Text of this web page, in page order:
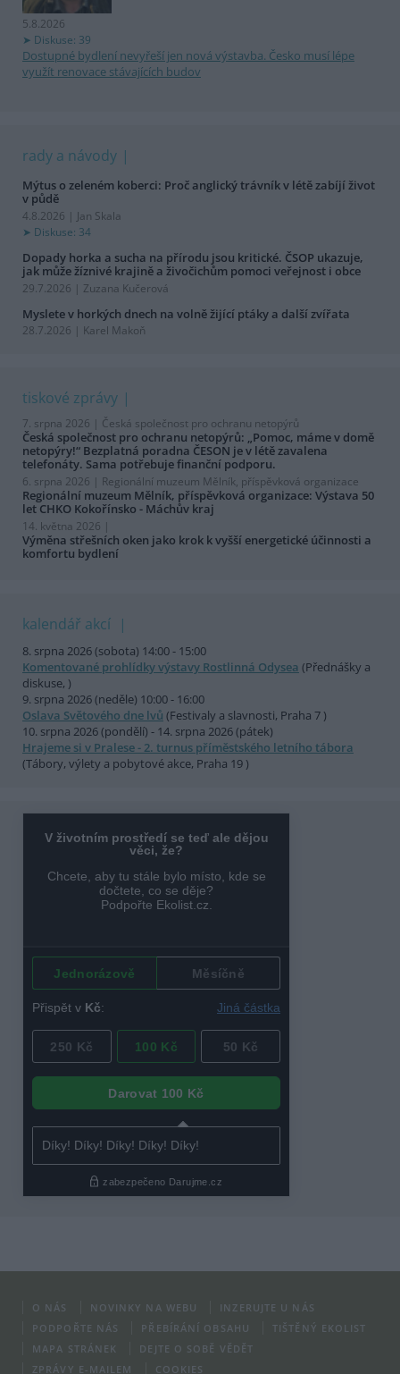
5.8.2026
Diskuse: 39
Dostupné bydlení nevyřeší jen nová výstavba. Česko musí lépe
využít renovace stávajících budov
rady a návody
Mýtus o zeleném koberci: Proč anglický trávník v létě zabíjí život
v půdě
4.8.2026 | Jan Skala
Diskuse: 34
Dopady horka a sucha na přírodu jsou kritické. ČSOP ukazuje,
jak může žíznivé krajině a živočichům pomoci veřejnost i obce
29.7.2026 | Zuzana Kučerová
Myslete v horkých dnech na volně žijící ptáky a další zvířata
28.7.2026 | Karel Makoň
tiskové zprávy
7. srpna 2026 | Česká společnost pro ochranu netopýrů
Česká společnost pro ochranu netopýrů: „Pomoc, máme v domě
netopýry!“ Bezplatná poradna ČESON je v létě zavalena
telefonáty. Sama potřebuje finanční podporu.
6. srpna 2026 | Regionální muzeum Mělník, příspěvková organizace
Regionální muzeum Mělník, příspěvková organizace: Výstava 50
let CHKO Kokořínsko - Máchův kraj
14. května 2026 |
Výměna střešních oken jako krok k vyšší energetické účinnosti a
komfortu bydlení
kalendář akcí
8. srpna 2026 (sobota) 14:00 - 15:00
Komentované prohlídky výstavy Rostlinná Odysea (Přednášky a
diskuse, )
9. srpna 2026 (neděle) 10:00 - 16:00
Oslava Světového dne lvů (Festivaly a slavnosti, Praha 7 )
10. srpna 2026 (pondělí) - 14. srpna 2026 (pátek)
Hrajeme si v Pralese - 2. turnus příměstského letního tábora
(Tábory, výlety a pobytové akce, Praha 19 )
O NÁS NOVINKY NA WEBU
INZERUJTE U NÁS
PODPOŘTE NÁS
PŘEBÍRÁNÍ OBSAHU
TIŠTĚNÝ EKOLIST
MAPA STRÁNEK
DEJTE O SOBĚ VĚDĚT
ZPRÁVY E-MAILEM
COOKIES